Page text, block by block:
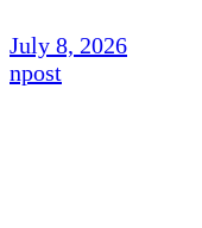
July 8, 2026
npost